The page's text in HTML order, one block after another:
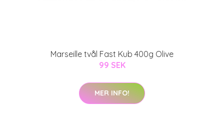
Marseille tvål Fast Kub 400g Olive
99 SEK
MER INFO!